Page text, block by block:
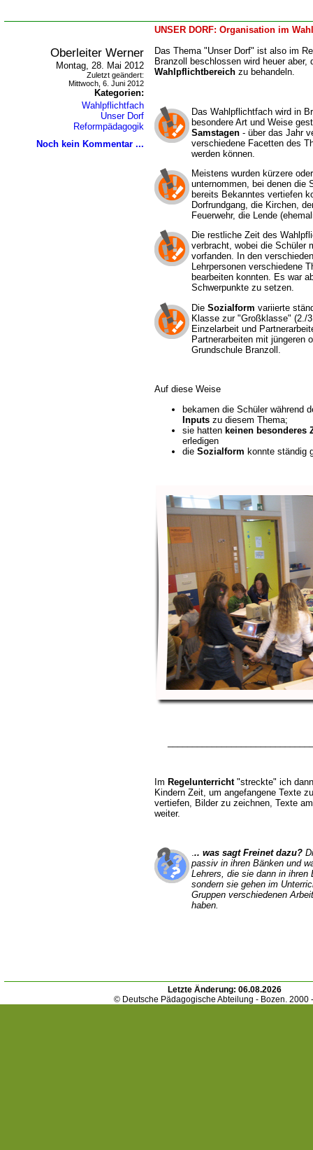
UNSER DORF: Organisation im
Oberleiter Werner
Montag, 28. Mai 2012
Zuletzt geändert:
Mittwoch, 6. Juni 2012
Kategorien:
Wahlpflichtfach
Unser Dorf
Reformpädagogik
Noch kein Kommentar ...
Das Thema "Unser Dorf" ist also im
Branzoll beschlossen wird heuer
Wahlpflichtbereich zu behandeln.
Das Wahlpflichtfach wird in
besondere Art und Weise
Samstagen - über das Jahr
verschiedene Facetten des
werden können.
Meistens wurden kürzere
unternommen, bei denen die
bereits Bekanntes vertiefen
Dorfrundgang, die Kirchen,
Feuerwehr, die Lende
Die restliche Zeit des
verbracht, wobei die Schüler
vorfanden. In den
Lehrpersonen verschiedene
bearbeiten konnten. Es war
Schwerpunkte zu setzen.
Die Sozialform variierte
Klasse zur "Großklasse" (2./
Einzelarbeit und
Partnerarbeiten mit jüngeren
Grundschule Branzoll.
Auf diese Weise
bekamen die Schüler während
Inputs zu diesem Thema;
sie hatten keinen besonderes
erledigen
die Sozialform konnte ständig
Im Regelunterricht"streckte" ich
Kindern Zeit, um angefangene Texte
vertiefen, Bilder zu zeichnen, Texte
weiter.
... was sagt Freinet dazu?
passiv in ihren Bänken und
Lehrers, die sie dann in ihren
sondern sie gehen im
Gruppen verschiedenen
haben.
Letzte Änderung: 06.08.2026
© Deutsche Pädagogische Abteilung - Bozen. 2000